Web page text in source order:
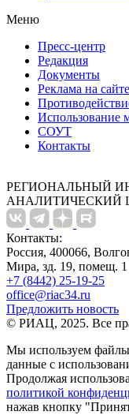
Меню
Пресс-центр
Редакция
Документы
Реклама на сайте
Использование
СОУТ
Контакты
РЕГИОНАЛЬНЫЙ
АНАЛИТИЧЕСКИЙ
Контакты:
Россия, 400066,
Мира, зд. 19, помещ. 1
+7 (8442) 25-19-25
office@riac34.ru
Предложить новость
© РИАЦ, 2025. Все
Мы используем файлы
данные с
Продолжая
политикой
нажав кнопку